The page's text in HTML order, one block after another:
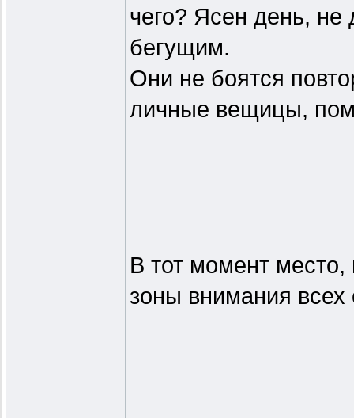
чего? Ясен день,
бегущим.
Они не боятся
личные вещицы,
В тот момент место,
зоны внимания всех